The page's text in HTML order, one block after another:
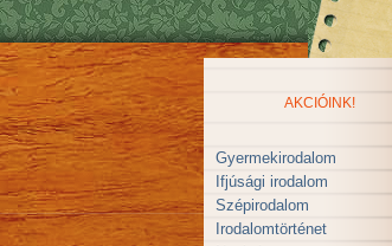
AKCIÓINK!
Gyermekirodalom
Ifjúsági irodalom
Szépirodalom
Irodalomtörténet